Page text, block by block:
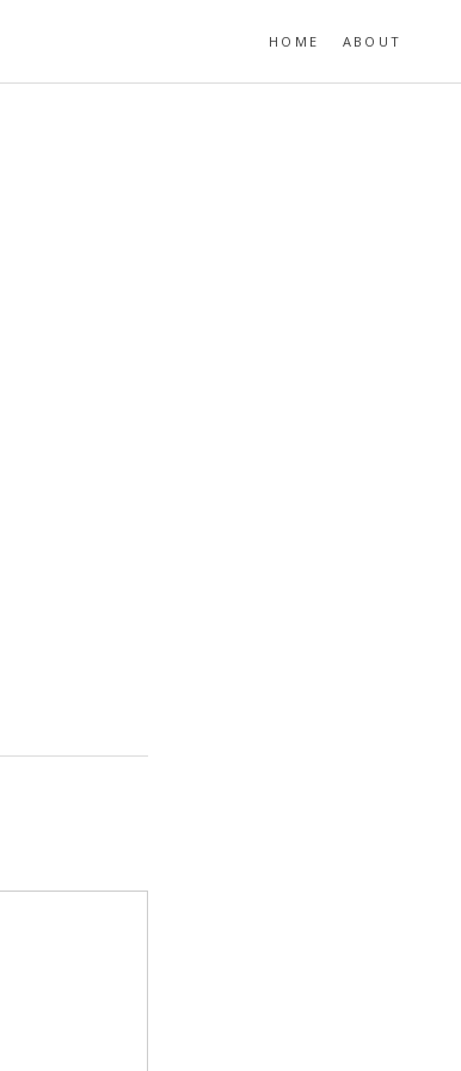
HOME ABOUT